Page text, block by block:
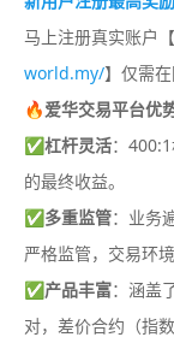
马上注册真实账户【
world.my/】仅需
🔥爱华交易平台优
✅杠杆灵活：
的最终收益。
✅多重监管：业务
严格监管，交易环
✅产品丰富：涵盖
对，差价合约（指